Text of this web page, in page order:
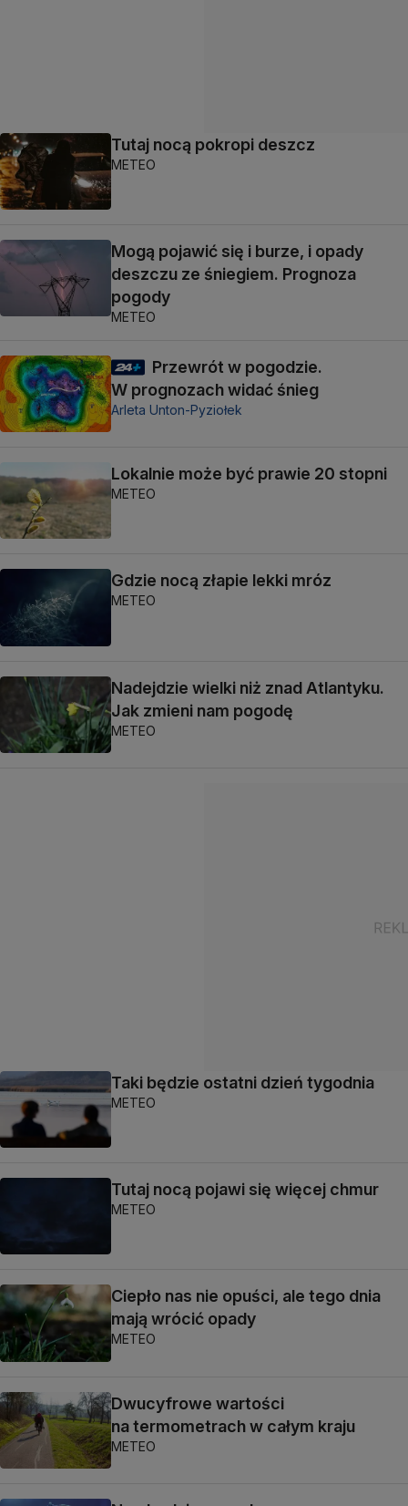
Tutaj nocą pokropi deszcz
METEO
Mogą pojawić się i burze, i opady
deszczu ze śniegiem. Prognoza
pogody
METEO
Przewrót w pogodzie.
W prognozach widać śnieg
Arleta Unton-Pyziołek
Lokalnie może być prawie 20 stopni
METEO
Gdzie nocą złapie lekki mróz
METEO
Nadejdzie wielki niż znad Atlantyku.
Jak zmieni nam pogodę
METEO
Taki będzie ostatni dzień tygodnia
METEO
Tutaj nocą pojawi się więcej chmur
METEO
Ciepło nas nie opuści, ale tego dnia
mają wrócić opady
METEO
Dwucyfrowe wartości
na termometrach w całym kraju
METEO